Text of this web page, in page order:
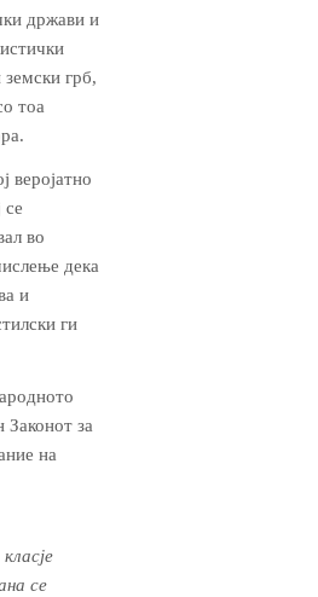
држави и
грб,
тоа
веројатно
се
во
дека
и
ги
Законот за
на
се